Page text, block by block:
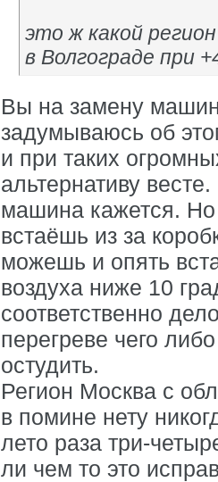
это ж какой
в Волгограде при
Вы на замену
задумываюсь об
и при таких
альтернативу
машина кажется. Но
встаёшь из за
можешь и опять
воздуха ниже 10
соответственно
перегреве чего
остудить.
Регион Москва с
в помине нету
лето раза три-
ли чем то это